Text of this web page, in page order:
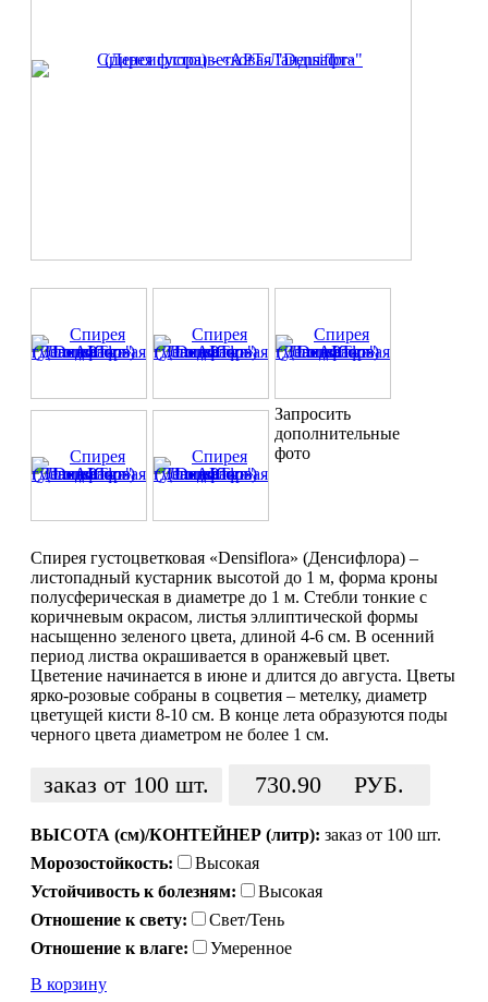
Запросить
дополнительные
фото
Спирея густоцветковая «Densiflora» (Денсифлора) –
листопадный кустарник высотой до 1 м, форма кроны
полусферическая в диаметре до 1 м. Стебли тонкие с
коричневым окрасом, листья эллиптической формы
насыщенно зеленого цвета, длиной 4-6 см. В осенний
период листва окрашивается в оранжевый цвет.
Цветение начинается в июне и длится до августа. Цветы
ярко-розовые собраны в соцветия – метелку, диаметр
цветущей кисти 8-10 см. В конце лета образуются поды
черного цвета диаметром не более 1 см.
заказ от 100 шт. 730.90 РУБ.
ВЫСОТА (см)/КОНТЕЙНЕР (литр): заказ от 100 шт.
Морозостойкость:
Высокая
Устойчивость к болезням:
Высокая
Отношение к свету:
Свет/Тень
Отношение к влаге:
Умеренное
В корзину